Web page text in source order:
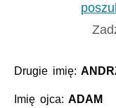
Drugie imię:
Imię ojca:ADAM